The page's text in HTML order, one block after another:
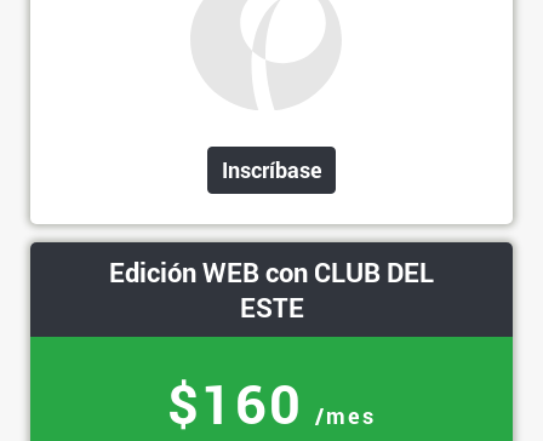
Inscríbase
Edición WEB con CLUB DEL
ESTE
$160 /mes